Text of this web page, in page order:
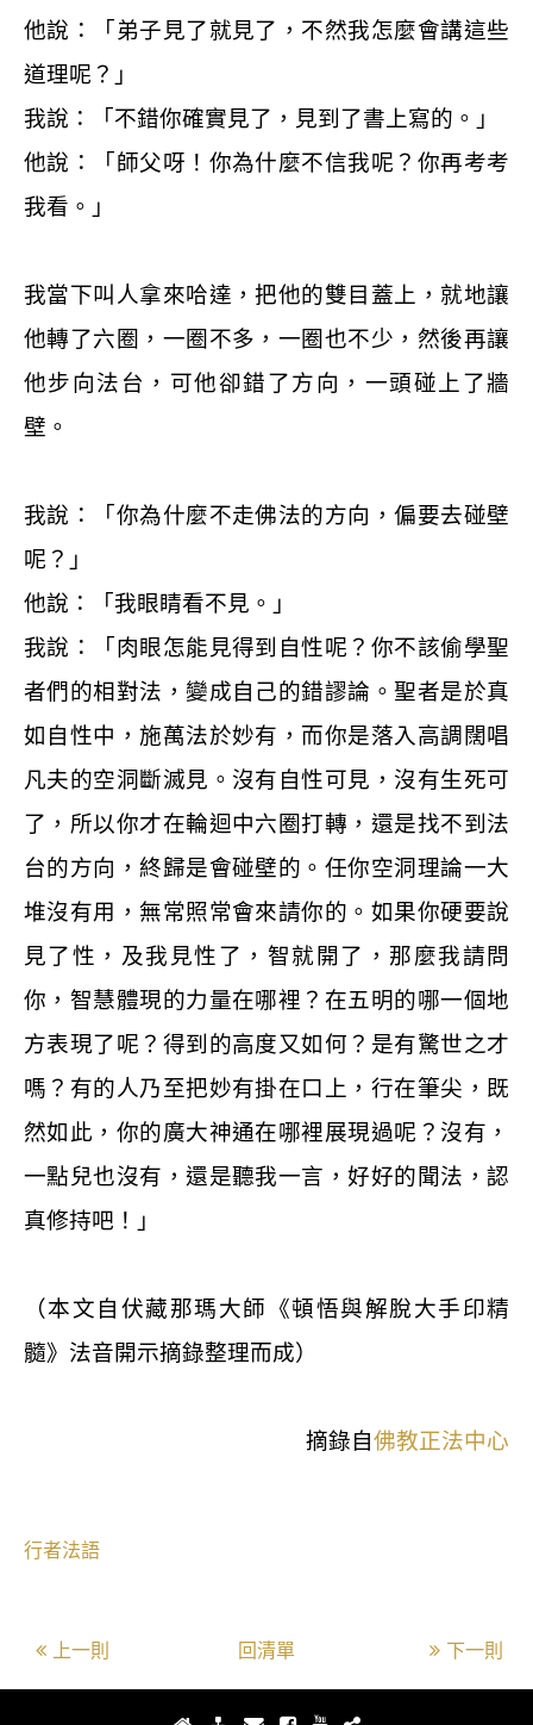
他說：「弟子見了就見了，不然我怎麼會講這些
道理呢？」
我說：「不錯你確實見了，見到了書上寫的。」
他說：「師父呀！你為什麼不信我呢？你再考考
我看。」
我當下叫人拿來哈達，把他的雙目蓋上，就地讓
他轉了六圈，一圈不多，一圈也不少，然後再讓
他步向法台，可他卻錯了方向，一頭碰上了牆
壁。
我說：「你為什麼不走佛法的方向，偏要去碰壁
呢？」
他說：「我眼睛看不見。」
我說：「肉眼怎能見得到自性呢？你不該偷學聖
者們的相對法，變成自己的錯謬論。聖者是於真
如自性中，施萬法於妙有，而你是落入高調闊唱
凡夫的空洞斷滅見。沒有自性可見，沒有生死可
了，所以你才在輪迴中六圈打轉，還是找不到法
台的方向，終歸是會碰壁的。任你空洞理論一大
堆沒有用，無常照常會來請你的。如果你硬要說
見了性，及我見性了，智就開了，那麼我請問
你，智慧體現的力量在哪裡？在五明的哪一個地
方表現了呢？得到的高度又如何？是有驚世之才
嗎？有的人乃至把妙有掛在口上，行在筆尖，既
然如此，你的廣大神通在哪裡展現過呢？沒有，
一點兒也沒有，還是聽我一言，好好的聞法，認
真修持吧！」
（本文自伏藏那瑪大師《頓悟與解脫大手印精
髓》法音開示摘錄整理而成）
摘錄自佛教正法中心
行者法語
上一則 回清單 下一則